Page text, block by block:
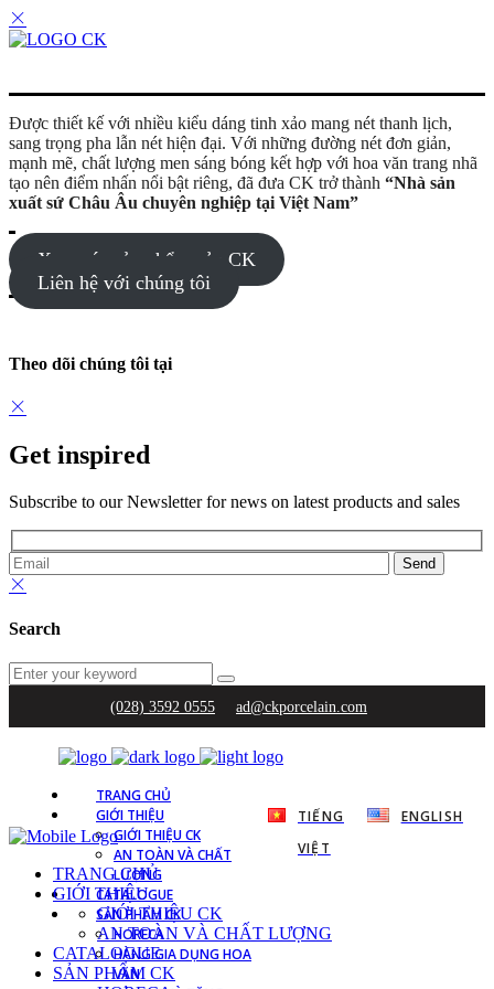
Được thiết kế với nhiều kiểu dáng tinh xảo mang nét thanh lịch,
sang trọng pha lẫn nét hiện đại. Với những đường nét đơn giản,
mạnh mẽ, chất lượng men sáng bóng kết hợp với hoa văn trang nhã
tạo nên điểm nhấn nổi bật riêng, đã đưa CK trở thành “Nhà sản
xuất sứ Châu Âu chuyên nghiệp tại Việt Nam”
Xem các sản phẩm của CK
Liên hệ với chúng tôi
Theo dõi chúng tôi tại
Get inspired
Subscribe to our Newsletter for news on latest products and sales
Search
(028) 3592 0555 ad@ckporcelain.com
TRANG CHỦ
GIỚI THIỆU
GIỚI THIỆU CK
AN TOÀN VÀ CHẤT
LƯỢNG
CATALOGUE
SẢN PHẨM CK
HORECA
HÀNG GIA DỤNG HOA
VĂN
TIẾNG
VIỆT
ENGLISH
TRANG CHỦ
GIỚI THIỆU
GIỚI THIỆU CK
AN TOÀN VÀ CHẤT LƯỢNG
CATALOGUE
SẢN PHẨM CK